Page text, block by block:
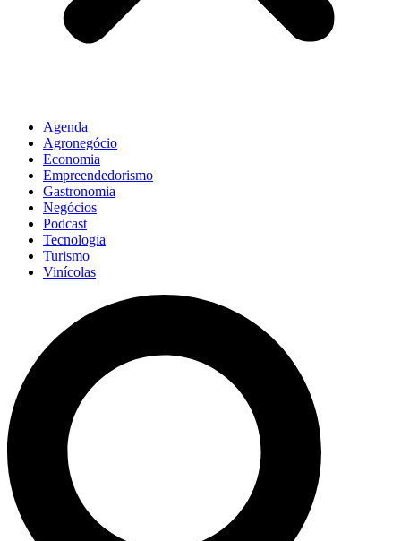
Agenda
Agronegócio
Economia
Empreendedorismo
Gastronomia
Negócios
Podcast
Tecnologia
Turismo
Vinícolas